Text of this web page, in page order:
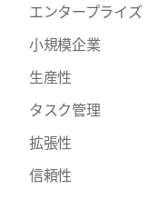
エンタープライズ
小規模企業
生産性
タスク管理
拡張性
信頼性